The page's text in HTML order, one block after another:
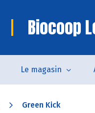
Biocoop
Le magasin
Green Kick